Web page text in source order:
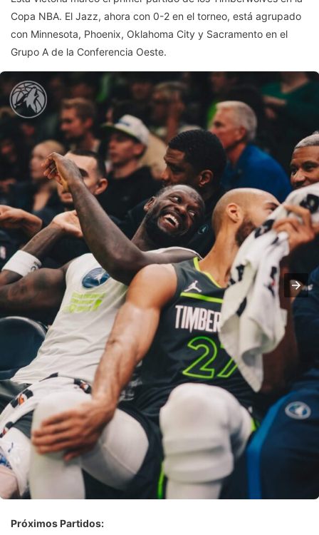
Copa NBA. El Jazz, ahora con 0-2 en el torneo, está agrupado
con Minnesota, Phoenix, Oklahoma City y Sacramento en el
Grupo A de la Conferencia Oeste.
Próximos Partidos: